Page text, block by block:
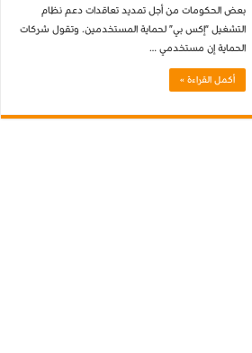
بعض الحكومات من أجل تمديد تعاقدات دعم نظام
التشغيل “إكس بي” لحماية المستخدمين. وتقول شركات
الحماية إن مستخدمي …
أكمل القراءة »